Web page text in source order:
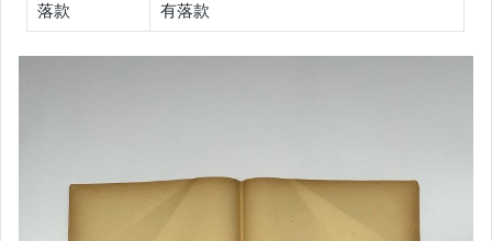
落款 有落款